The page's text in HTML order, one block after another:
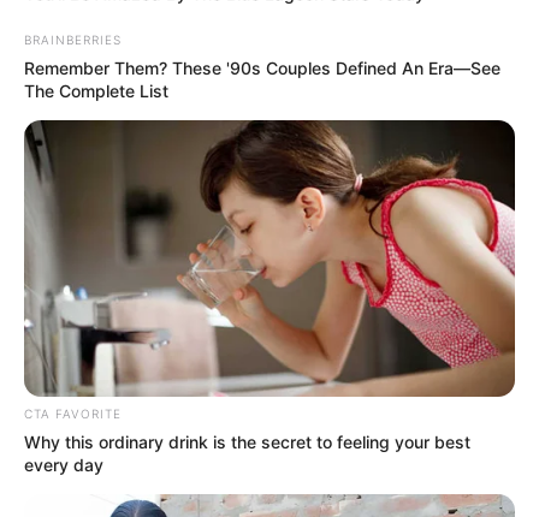
Szakértők szerint az ilyen ügyek hosszú távon is
hatással lehetnek a közéletre.
EZ MÉG CSAK A KEZDET…
Újabb információk bármikor napvilágra
kerülhetnek. További képek, új részletek, esetleg
megszólalások – a történet még messze nem ért
véget.
Magyarország feszült figyelemmel követi az
eseményeket.
És a legnagyobb kérdés továbbra is az:
BRAINBERRIES
Remember Them? These '90s Couples Defined An Era—See
The Complete List
CTA FAVORITE
Why this ordinary drink is the secret to feeling your best
every day